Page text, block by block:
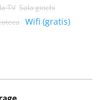
TV Sala giochi
Wifi (gratis)